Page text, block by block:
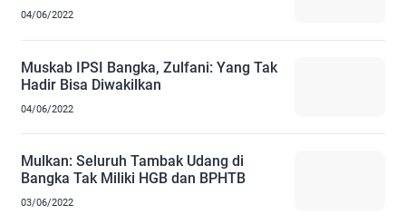
04/06/2022
Muskab IPSI Bangka, Zulfani: Yang Tak
Hadir Bisa Diwakilkan
04/06/2022
Mulkan: Seluruh Tambak Udang di
Bangka Tak Miliki HGB dan BPHTB
03/06/2022